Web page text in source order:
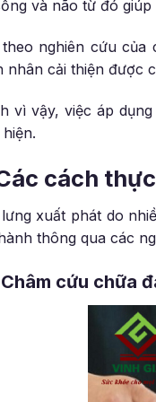
và não từ đó
nghiên cứu
nhân cải thiện được
vì vậy, việc áp dụng
cách
xuất phát do
thông qua các
Châm cứu chữa